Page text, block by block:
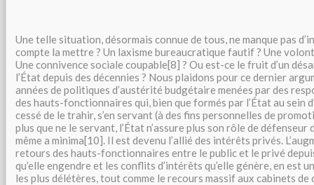
Une telle situation, désormais connue de tous, ne manque pas
compte la mettre ? Un laxisme bureaucratique fautif ? Une
Une connivence sociale coupable[8] ? Ou est-ce le fruit d’un
l’État depuis des décennies ? Nous plaidons pour ce dernier
années de politiques d’austérité budgétaire menées par des
des hauts-fonctionnaires qui, bien que formés par l’État au sein
cessé de le trahir, s’en servant (à des fins personnelles de
plus que ne le servant, l’État n’assure plus son rôle de défenseur
même a minima[10]. Il est devenu l’allié des intérêts privés.
retours des hauts-fonctionnaires entre le public et le privé
qu’elle engendre et les conflits d’intérêts qu’elle génère, en est
les plus délétères, tout comme le recours massif aux cabinets de